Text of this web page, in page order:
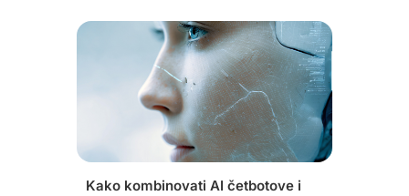
Kako kombinovati AI četbotove i